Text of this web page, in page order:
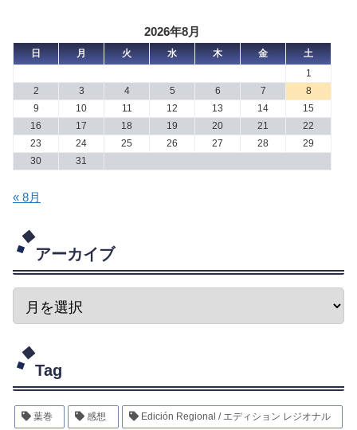
2026年8月
日 月 火 水 木 金
土
1
2
3 4 5 6 7
8
9
10 11 12 13 14
15
16
17 18 19 20 21
22
23
24 25 26 27 28
29
30
31
« 8月
アーカイブ
Tag
葉巻 感想 Edición Regional / エディション レジオナル